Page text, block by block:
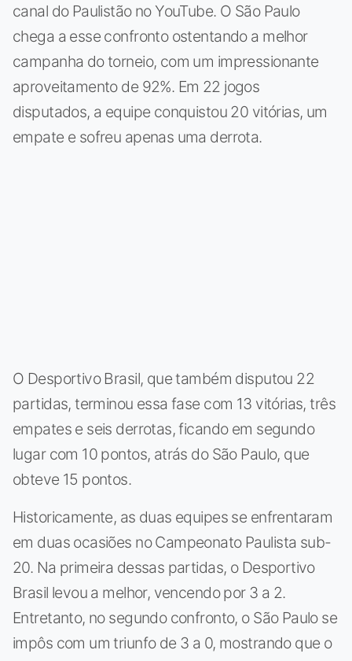
canal do Paulistão no YouTube. O São Paulo
chega a esse confronto ostentando a melhor
campanha do torneio, com um impressionante
aproveitamento de 92%. Em 22 jogos
disputados, a equipe conquistou 20 vitórias, um
empate e sofreu apenas uma derrota.
O Desportivo Brasil, que também disputou 22
partidas, terminou essa fase com 13 vitórias, três
empates e seis derrotas, ficando em segundo
lugar com 10 pontos, atrás do São Paulo, que
obteve 15 pontos.
Historicamente, as duas equipes se enfrentaram
em duas ocasiões no Campeonato Paulista sub-
20. Na primeira dessas partidas, o Desportivo
Brasil levou a melhor, vencendo por 3 a 2.
Entretanto, no segundo confronto, o São Paulo se
impôs com um triunfo de 3 a 0, mostrando que o